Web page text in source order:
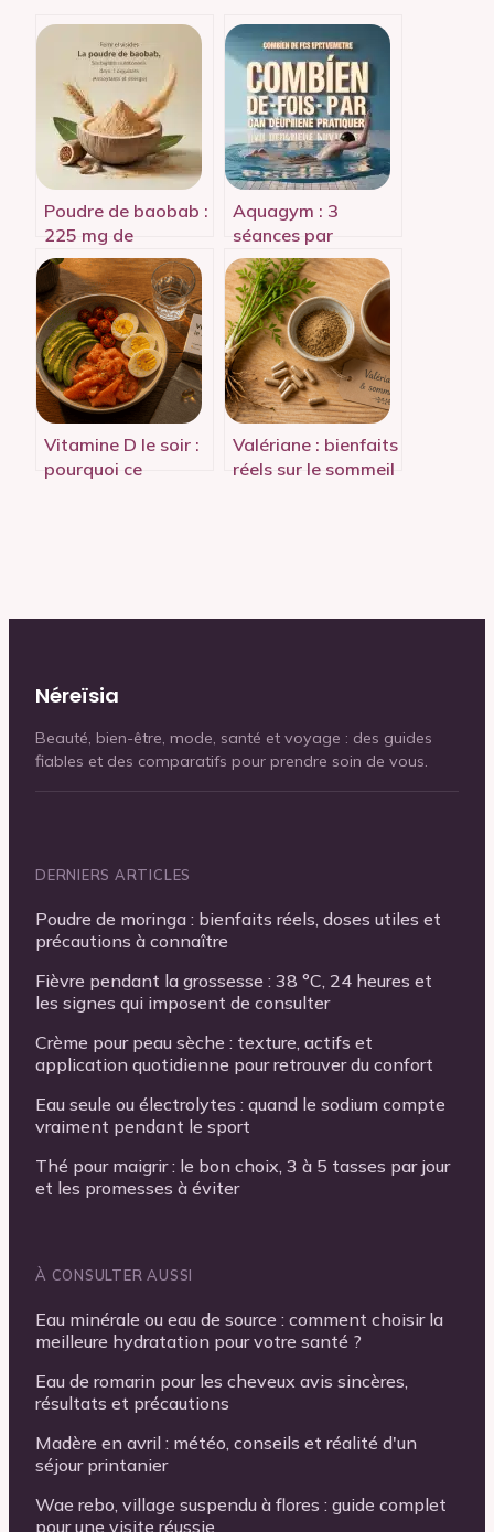
Poudre de baobab :
225 mg de
vitamine C et 40 %
de fibres pour votre
vitalité
Aquagym : 3
séances par
semaine pour
transformer votre
silhouette en un
mois
Vitamine D le soir :
pourquoi ce
Valériane : bienfaits
réels sur le sommeil
Néreïsia
Beauté, bien-être, mode, santé et voyage : des guides
fiables et des comparatifs pour prendre soin de vous.
DERNIERS ARTICLES
Poudre de moringa : bienfaits réels, doses utiles et
précautions à connaître
Fièvre pendant la grossesse : 38 °C, 24 heures et
les signes qui imposent de consulter
Crème pour peau sèche : texture, actifs et
application quotidienne pour retrouver du confort
Eau seule ou électrolytes : quand le sodium compte
vraiment pendant le sport
Thé pour maigrir : le bon choix, 3 à 5 tasses par jour
et les promesses à éviter
À CONSULTER AUSSI
Eau minérale ou eau de source : comment choisir la
meilleure hydratation pour votre santé ?
Eau de romarin pour les cheveux avis sincères,
résultats et précautions
Madère en avril : météo, conseils et réalité d'un
séjour printanier
Wae rebo, village suspendu à flores : guide complet
pour une visite réussie